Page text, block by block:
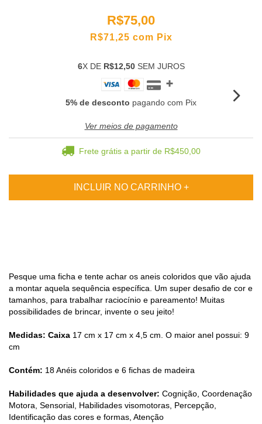
R$75,00
R$71,25 com Pix
6X DE R$12,50SEM JUROS
5% de desconto pagando com Pix
Ver meios de pagamento
Frete grátis a partir de R$450,00
Pesque uma ficha e tente achar os aneis coloridos que vão ajuda
a montar aquela sequência específica. Um super desafio de cor e
tamanhos, para trabalhar raciocínio e pareamento! Muitas
possibilidades de brincar, invente o seu jeito!
Medidas: Caixa 17 cm x 17 cm x 4,5 cm. O maior anel possui: 9
cm
Contém: 18 Anéis coloridos e 6 fichas de madeira
Habilidades que ajuda a desenvolver: Cognição, Coordenação
Motora, Sensorial, Habilidades visomotoras, Percepção,
Identificação das cores e formas, Atenção